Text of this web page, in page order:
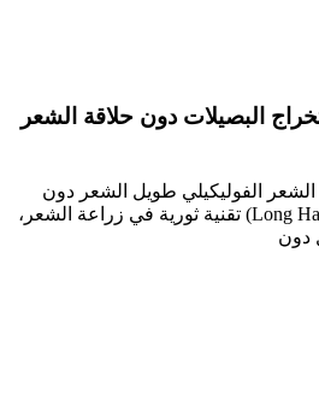
البصيلات دون حلاقة الشعر
الشعر الفوليكيلي طويل الشعر دون
حلاقة (Long Hair Non-Shaven FUE) تقنية ثورية في زراعة الشعر،
دون